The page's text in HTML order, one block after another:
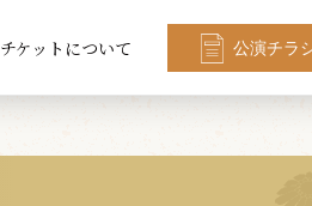
チケットについて 公演チラ